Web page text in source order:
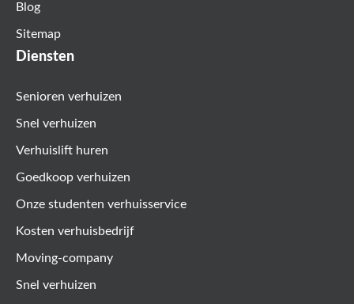
Blog
Sitemap
Diensten
Senioren verhuizen
Snel verhuizen
Verhuislift huren
Goedkoop verhuizen
Onze studenten verhuisservice
Kosten verhuisbedrijf
Moving-company
Snel verhuizen